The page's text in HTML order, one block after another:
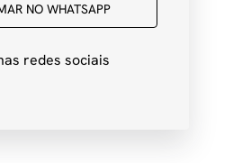
NO WHATSAPP
redes sociais